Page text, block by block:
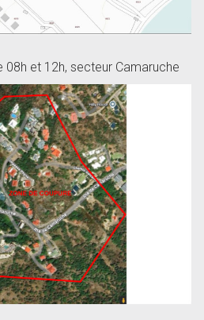
08h et 12h, secteur Camaruche